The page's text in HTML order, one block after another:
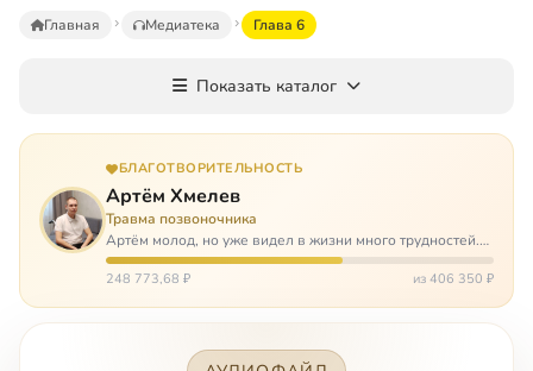
Главная Медиатека Глава 6
Показать каталог
БЛАГОТВОРИТЕЛЬНОСТЬ
Артём Хмелев
Травма позвоночника
Артём молод, но уже видел в жизни много трудностей.
Он сирота, привык заботится о себе сам, но, когда
случилось несчастье, и он был парализован – остался на
248 773,68 ₽ из 406 350 ₽